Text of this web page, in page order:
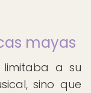
mayas
a su
sino que